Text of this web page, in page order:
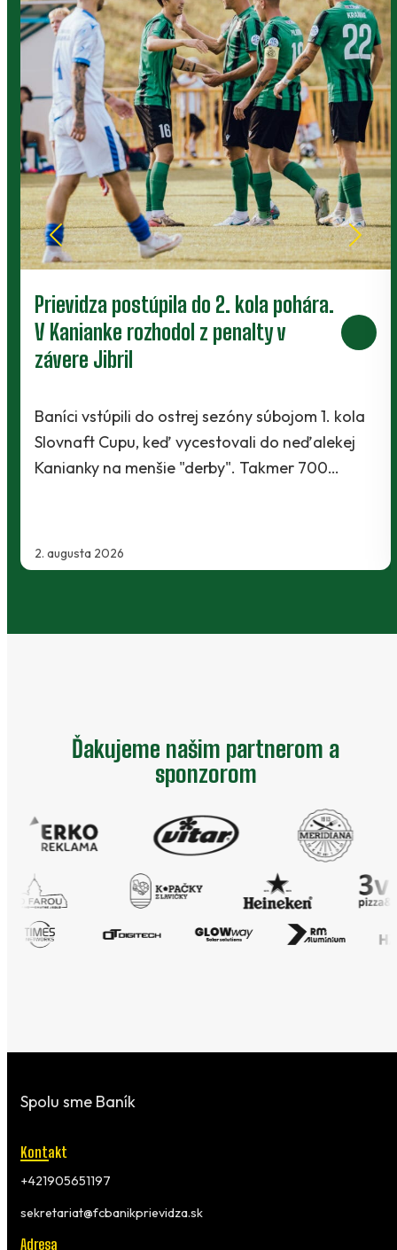
Prievidza postúpila do 2. kola pohára.
V Kanianke rozhodol z penalty v
závere Jibril
2. augusta 2026
Baníci vstúpili do ostrej sezóny súbojom 1. kola
Slovnaft Cupu, keď vycestovali do neďalekej
Kanianky na menšie "derby". Takmer 700…
Ďakujeme našim partnerom a
sponzorom
Spolu sme Baník
Kontakt
+421905651197
sekretariat@fcbanikprievidza.sk
Adresa